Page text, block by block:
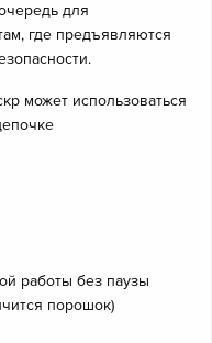
для
где предъявляются
может использоваться
работы без паузы
порошок)